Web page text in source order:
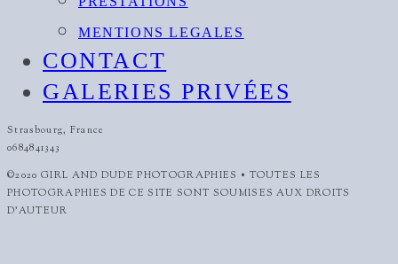
MENTIONS LEGALES
CONTACT
GALERIES PRIVÉES
Strasbourg, France
0684841343
©2020 GIRL AND DUDE PHOTOGRAPHIES • TOUTES LES
PHOTOGRAPHIES DE CE SITE SONT SOUMISES AUX DROITS
D'AUTEUR